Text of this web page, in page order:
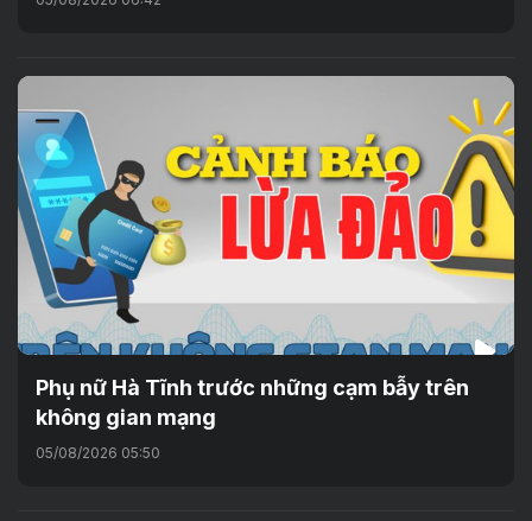
Phụ nữ Hà Tĩnh trước những cạm bẫy trên
không gian mạng
05/08/2026 05:50